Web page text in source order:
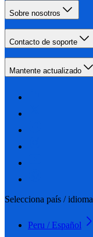
Sobre nosotros
Contacto de soporte
Mantente actualizado
Selecciona país / idioma
Peru / Español